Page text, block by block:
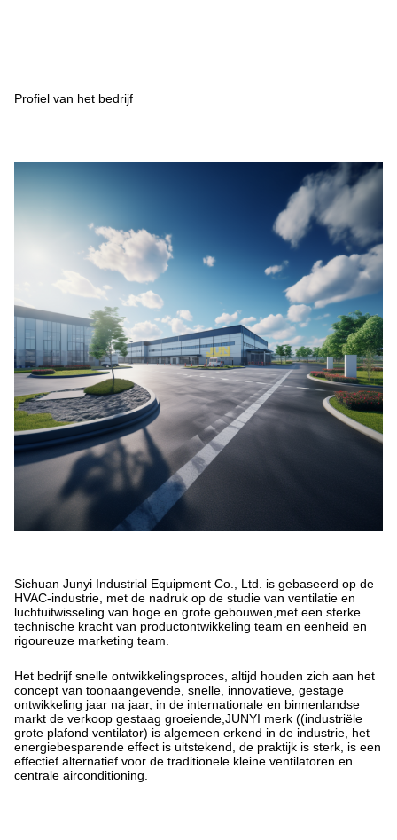
Profiel van het bedrijf
Sichuan Junyi Industrial Equipment Co., Ltd. is gebaseerd op de
HVAC-industrie, met de nadruk op de studie van ventilatie en
luchtuitwisseling van hoge en grote gebouwen,met een sterke
technische kracht van productontwikkeling team en eenheid en
rigoureuze marketing team.
Het bedrijf snelle ontwikkelingsproces, altijd houden zich aan het
concept van toonaangevende, snelle, innovatieve, gestage
ontwikkeling jaar na jaar, in de internationale en binnenlandse
markt de verkoop gestaag groeiende,JUNYI merk ((industriële
grote plafond ventilator) is algemeen erkend in de industrie, het
energiebesparende effect is uitstekend, de praktijk is sterk, is een
effectief alternatief voor de traditionele kleine ventilatoren en
centrale airconditioning.